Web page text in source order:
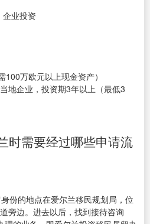
业投资
万欧元以上现金资产）
地企业，投资期3年以上（最低3
时需要经过哪些申请流
份的地点在爱尔兰移民规划局，位
旁边。进去以后，找到接待咨询